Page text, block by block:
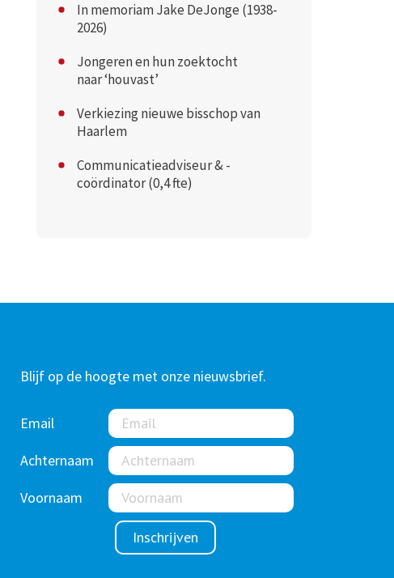
In memoriam Jake DeJonge (1938-
2026)
Jongeren en hun zoektocht
naar ‘houvast’
Verkiezing nieuwe bisschop van
Haarlem
Communicatieadviseur & -
coördinator (0,4 fte)
Blijf op de hoogte met onze nieuwsbrief.
Email
Achternaam
Voornaam
Inschrijven